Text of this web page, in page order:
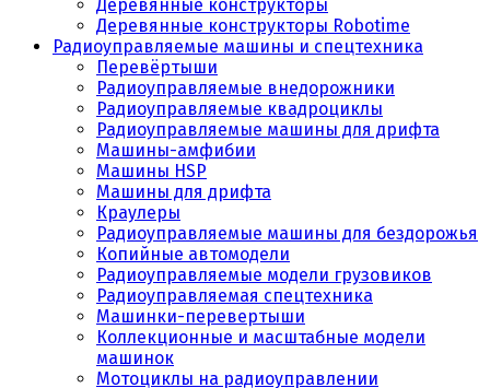
Деревянные конструкторы
Деревянные конструкторы Robotime
Радиоуправляемые машины и спецтехника
Перевёртыши
Радиоуправляемые внедорожники
Радиоуправляемые квадроциклы
Радиоуправляемые машины для дрифта
Машины-амфибии
Машины HSP
Машины для дрифта
Краулеры
Радиоуправляемые машины для бездорожья
Копийные автомодели
Радиоуправляемые модели грузовиков
Радиоуправляемая спецтехника
Машинки-перевертыши
Коллекционные и масштабные модели
машинок
Мотоциклы на радиоуправлении